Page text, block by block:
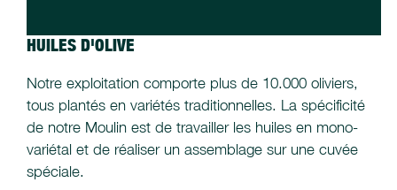
HUILES D'OLIVE
Notre exploitation comporte plus de 10.000 oliviers,
tous plantés en variétés traditionnelles. La spécificité
de notre Moulin est de travailler les huiles en mono-
variétal et de réaliser un assemblage sur une cuvée
spéciale.